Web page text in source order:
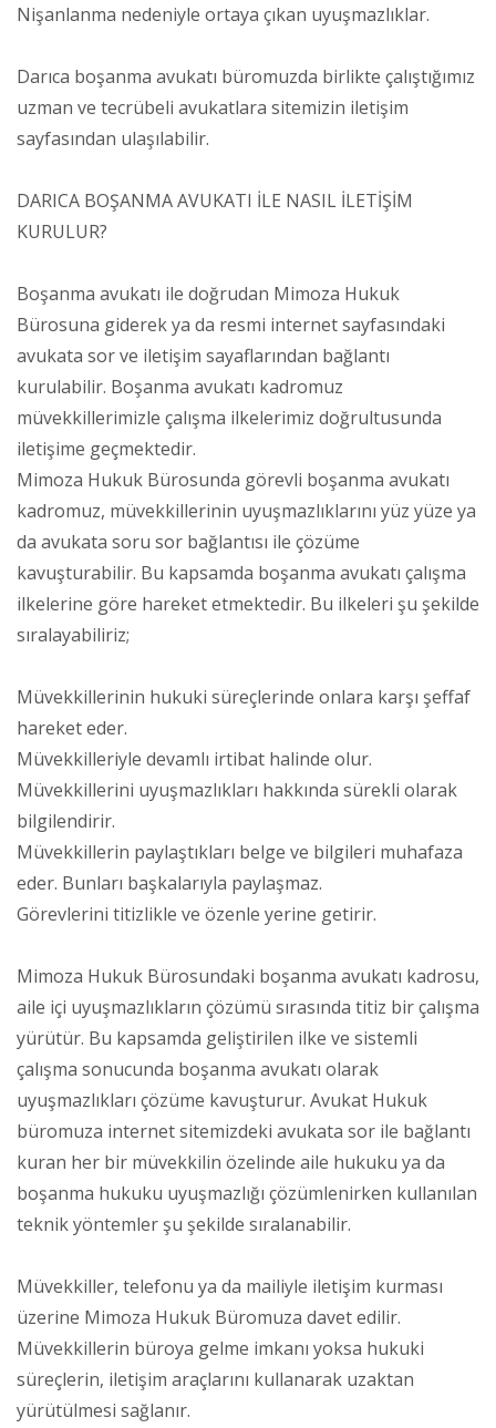
Nişanlanma nedeniyle ortaya çıkan uyuşmazlıklar.
Darıca boşanma avukatı büromuzda birlikte çalıştığımız
uzman ve tecrübeli avukatlara sitemizin iletişim
sayfasından ulaşılabilir.
DARICA BOŞANMA AVUKATI İLE NASIL İLETİŞİM
KURULUR?
Boşanma avukatı ile doğrudan Mimoza Hukuk
Bürosuna giderek ya da resmi internet sayfasındaki
avukata sor ve iletişim sayaflarından bağlantı
kurulabilir. Boşanma avukatı kadromuz
müvekkillerimizle çalışma ilkelerimiz doğrultusunda
iletişime geçmektedir.
Mimoza Hukuk Bürosunda görevli boşanma avukatı
kadromuz, müvekkillerinin uyuşmazlıklarını yüz yüze ya
da avukata soru sor bağlantısı ile çözüme
kavuşturabilir. Bu kapsamda boşanma avukatı çalışma
ilkelerine göre hareket etmektedir. Bu ilkeleri şu şekilde
sıralayabiliriz;
Müvekkillerinin hukuki süreçlerinde onlara karşı şeffaf
hareket eder.
Müvekkilleriyle devamlı irtibat halinde olur.
Müvekkillerini uyuşmazlıkları hakkında sürekli olarak
bilgilendirir.
Müvekkillerin paylaştıkları belge ve bilgileri muhafaza
eder. Bunları başkalarıyla paylaşmaz.
Görevlerini titizlikle ve özenle yerine getirir.
Mimoza Hukuk Bürosundaki boşanma avukatı kadrosu,
aile içi uyuşmazlıkların çözümü sırasında titiz bir çalışma
yürütür. Bu kapsamda geliştirilen ilke ve sistemli
çalışma sonucunda boşanma avukatı olarak
uyuşmazlıkları çözüme kavuşturur. Avukat Hukuk
büromuza internet sitemizdeki avukata sor ile bağlantı
kuran her bir müvekkilin özelinde aile hukuku ya da
boşanma hukuku uyuşmazlığı çözümlenirken kullanılan
teknik yöntemler şu şekilde sıralanabilir.
Müvekkiller, telefonu ya da mailiyle iletişim kurması
üzerine Mimoza Hukuk Büromuza davet edilir.
Müvekkillerin büroya gelme imkanı yoksa hukuki
süreçlerin, iletişim araçlarını kullanarak uzaktan
yürütülmesi sağlanır.